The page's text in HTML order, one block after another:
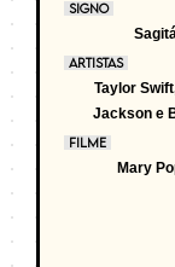
SIGNO
ARTISTAS
Taylor
Jackson e
FILME
Mary